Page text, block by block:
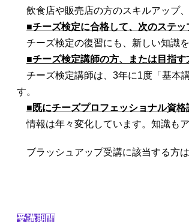
飲食店や販売店の方のスキルアップ
■チーズ検定に合格して、次のステ
チーズ検定の復習にも、新しい知識
■チーズ検定講師の方、または目指す
チーズ検定講師は、3年に1度「基本
す。
■既にチーズプロフェッショナル資
情報は年々変化しています。知識もア
ブラッシュアップ受講に該当する方は
受講期間